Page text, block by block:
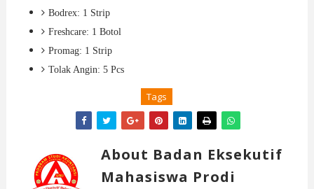
Bodrex: 1 Strip
Freshcare: 1 Botol
Promag: 1 Strip
Tolak Angin: 5 Pcs
Tags
About Badan Eksekutif
Mahasiswa Prodi